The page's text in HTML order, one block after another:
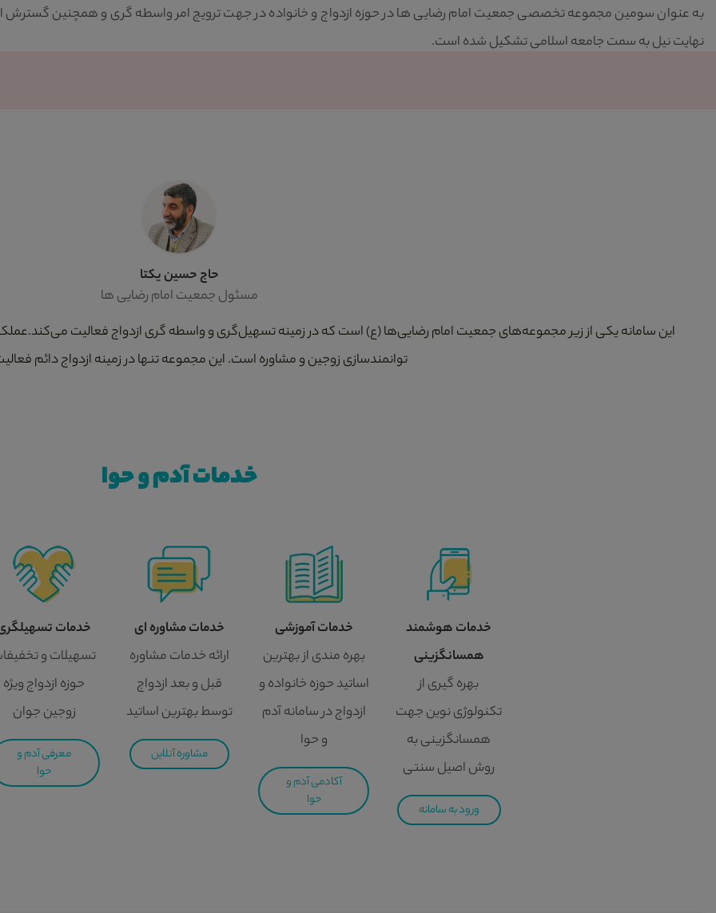
به عنوان سومین مجموعه تخصصی جمعیت امام رضایی ها در حوزه ازدواج و خانواده در جهت ترویج امر واسطه گری و همچنین گسترش
نهایت نیل به سمت جامعه اسلامی تشکیل شده است.
حاج حسین یکتا
مسئول جمعیت امام رضایی ها
این سامانه یکی از زیر مجموعه‌های جمعیت امام رضایی‌ها (ع) است که در زمینه تسهیل‌گری و واسطه گری ازدواج فعالیت
توانمندسازی زوجین و مشاوره است. این مجموعه تنها در زمینه ازدواج دائم
خدمات آدم و حوا
خدمات هوشمند
همسانگزینی
بهره گیری از
تکنولوژی نوین جهت
همسانگزینی به
روش اصیل سنتی
ورود به سامانه
خدمات آموزشی
بهره مندی از بهترین
اساتید حوزه خانواده و
ازدواج در سامانه آدم
و حوا
آکادمی آدم و
حوا
خدمات مشاوره ای
ارائه خدمات مشاوره
قبل و بعد ازدواج
توسط بهترین اساتید
مشاوره آنلاین
خدمات
تسهیلات و
حوزه ازدواج ویژه
زوجین جوان
معرفی آدم و
حوا